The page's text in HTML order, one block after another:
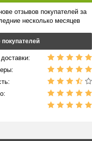
отзывов покупателей за
несколько месяцев
покупателей